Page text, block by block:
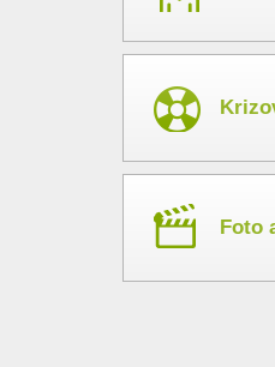
Foto